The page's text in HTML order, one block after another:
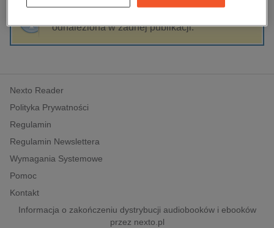
edukacja
hobby, sport, rozrywka
komputery, internet, technologie, informatyka
polityka, społeczno-informacyjne
psychologiczne
inne
popularno-naukowe
historia
odnaleziona w żadnej publikacji.
Nexto Reader
Polityka Prywatności
Regulamin
Regulamin Newslettera
Wymagania Systemowe
Pomoc
Kontakt
Informacja o zakończeniu dystrybucji audiobooków i ebooków
przez nexto.pl